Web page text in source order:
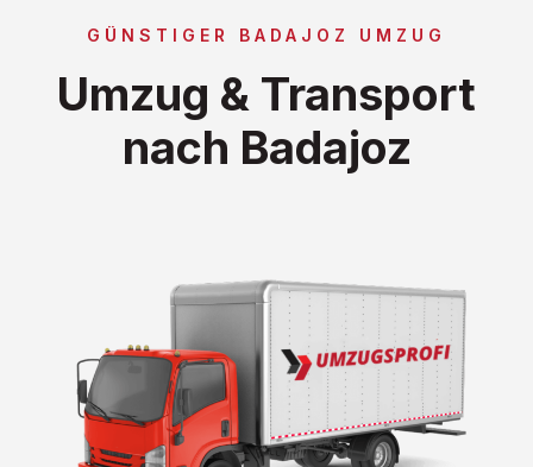
GÜNSTIGER BADAJOZ UMZUG
Umzug & Transport
nach Badajoz